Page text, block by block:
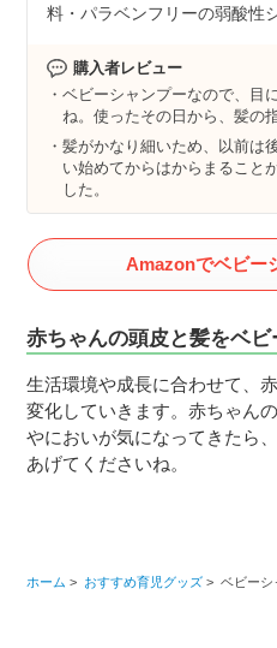
料・パラベンフリーの弱酸性
購入者レビュー
ベビーシャンプーなので、目
ね。使ったその日から、髪の
髪がかなり細いため、以前は
い始めてからはからまること
した。
Amazonでベビー
赤ちゃんの頭皮と髪をベビ
生活環境や成長に合わせて、
変化していきます。赤ちゃん
やにおいが気になってきたら
あげてくださいね。
ホーム > おすすめ育児グッズ > ベビーシ